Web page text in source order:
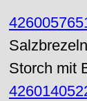
Salzbrezeln
Storch mit